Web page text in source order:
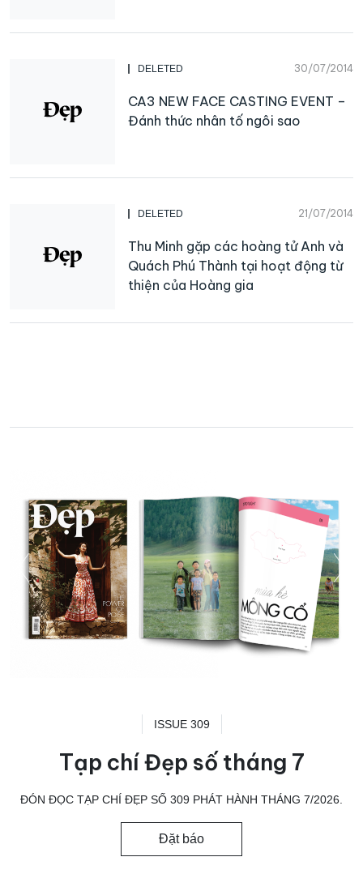
DELETED 30/07/2014
CA3 NEW FACE CASTING EVENT –
Đánh thức nhân tố ngôi sao
DELETED 21/07/2014
Thu Minh gặp các hoàng tử Anh và
Quách Phú Thành tại hoạt động từ
thiện của Hoàng gia
ISSUE 309
Tạp chí Đẹp số tháng 7
ĐÓN ĐỌC TẠP CHÍ ĐẸP SỐ 309 PHÁT HÀNH THÁNG 7/2026.
Đặt báo